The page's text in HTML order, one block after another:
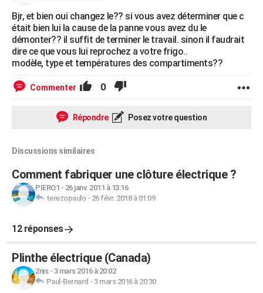
Dictionnaire
Biographies
Citations
Expressions
Proverbes
COPAINS D'AVANT
S'inscrire
Se connecter
Lycées
Collèges
Primaires
Universités
Entreprises
Service militaire
Avis de recherche
AVIS DE DÉCÈS
FORUM
Bjr, et bien oui changez le?? si vous avez déterminer que c
était bien lui la cause de la panne vous avez du le
démonter?? il suffit de terminer le travail. sinon il faudrait
dire ce que vous lui reprochez a votre frigo..
modèle, type et températures des compartiments??
Commenter 0
Répondre Posez votre question
Discussions similaires
Comment fabriquer une clôture électrique ?
PIERO1 - 26 janv. 2011 à 13:16
terezopaulo- 26 févr. 2018 à 01:09
12 réponses
Plinthe électrique (Canada)
2nis- 3 mars 2016 à 20:02
Paul-Bernard - 3 mars 2016 à 20:30